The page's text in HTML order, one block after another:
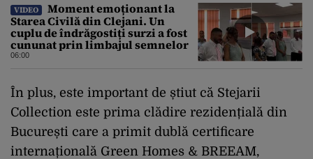
VIDEO
Moment emoționant la
Starea Civilă din Clejani. Un
cuplu de îndrăgostiți surzi a fost
cununat prin limbajul semnelor
06:00
În plus, este important de știut că Stejarii
Collection este prima clădire rezidențială din
București care a primit dublă certificare
internațională Green Homes & BREEAM,